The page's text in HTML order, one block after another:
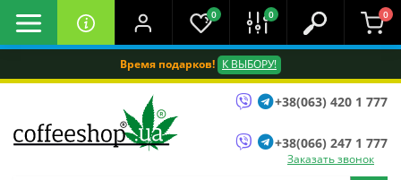
Время подарков! К ВЫБОРУ!
0 0 0
+38(063) 420 1 777
+38(066) 247 1 777
Заказать звонок